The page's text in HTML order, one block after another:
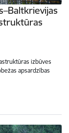
izbūves
apsardzības